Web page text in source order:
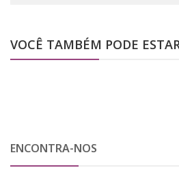
VOCÊ TAMBÉM PODE
ENCONTRA-NOS